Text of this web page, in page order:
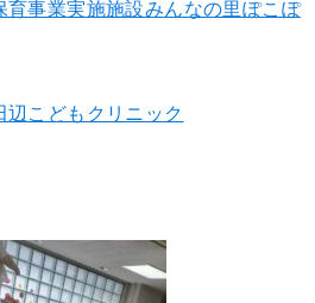
育事業実施施設みんなの里ぽこぽ
辺こどもクリニック